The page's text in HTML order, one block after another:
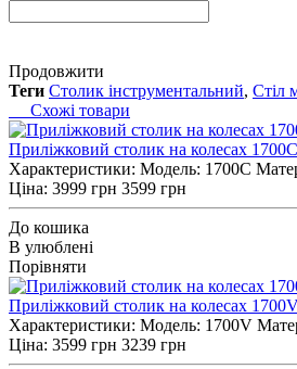
Продовжити
Теги Столик інструментальний, Стіл
Схожі товари
Приліжковий столик на колесах 1700C
Характеристики: Модель: 1700C
Ціна: 3999 грн 3599 грн
До кошика
В улюблені
Порівняти
Приліжковий столик на колесах
Характеристики: Модель: 1700V
Ціна: 3599 грн 3239 грн